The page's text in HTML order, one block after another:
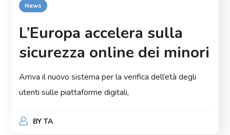
News
L’Europa accelera sulla
sicurezza online dei minori
Arriva il nuovo sistema per la verifica dell’età degli
utenti sulle piattaforme digitali,
BY TA